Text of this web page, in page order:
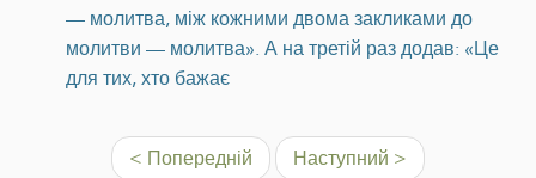
— молитва, між кожними двома закликами до
молитви — молитва». А на третій раз додав: «Це
для тих, хто бажає
< Попередній Наступний >